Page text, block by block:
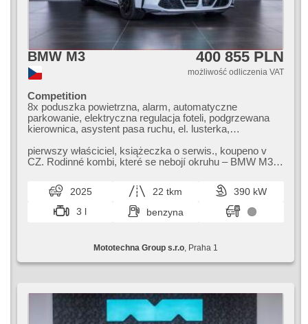
BMW M3 400 855 PLN
możliwość odliczenia VAT
Competition
8x poduszka powietrzna, alarm, automatyczne
parkowanie, elektryczna regulacja foteli, podgrzewana
kierownica, asystent pasa ruchu, el. lusterka,
szyby, radio fabryczne, klimatronic, ABS,
przeciwpoślizgowy system kół (ASR), centralny zamek,
podwozia (ESP), halogeny, podgrzewane fotele,
skórzanna tapicerka, czujnik deszczu, przycisk start,
fotele sportowe, czujnik ciśnienia opon, USB, regulacja
natężenia podwozia, automat, napęd 4x4
pierwszy właściciel,​ książeczka o serwis.,​ koupeno v
CZ. Rodinné kombi,​ které se nebojí okruhu – BMW M3
2025 22 tkm
390 kW
3 l
benzyna
Mototechna Group s.r.o , Praha 1